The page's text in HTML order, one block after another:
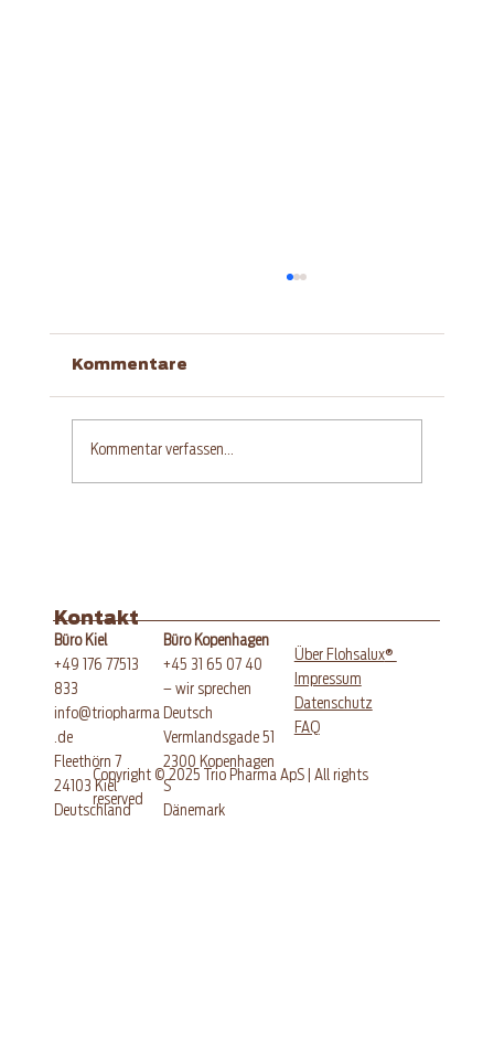
Kommentare
Kommentar verfassen...
Kontakt
Büro Kiel
+49 176 77513
833
info@triopharma
.de
Fleethörn 7
24103 Kiel
​Deutschland
Büro Kopenhagen
+45 31 65 07 40
– wir sprechen
Deutsch
Vermlandsgade 51
​2300 Kopenhagen
S
Dänemark
Über Flohsalux®
Impressum
Datenschutz
FAQ
Copyright © 2025 Trio Pharma ApS | All rights
reserved